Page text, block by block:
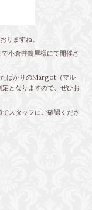
りますね。
小倉井筒屋様にて開催さ
ばかりのMargot（マル
となりますので、ぜひお
スタッフにご確認くださ